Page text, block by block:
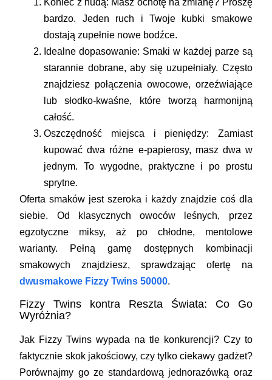
bardzo. Jeden ruch i Twoje kubki smakowe
dostają zupełnie nowe bodźce.
Idealne dopasowanie: Smaki w każdej parze są
starannie dobrane, aby się uzupełniały. Często
znajdziesz połączenia owocowe, orzeźwiające
lub słodko-kwaśne, które tworzą harmonijną
całość.
Oszczędność miejsca i pieniędzy: Zamiast
kupować dwa różne e-papierosy, masz dwa w
jednym. To wygodne, praktyczne i po prostu
sprytne.
Oferta smaków jest szeroka i każdy znajdzie coś dla
siebie. Od klasycznych owoców leśnych, przez
egzotyczne miksy, aż po chłodne, mentolowe
warianty. Pełną gamę dostępnych kombinacji
smakowych znajdziesz, sprawdzając ofertę na
dwusmakowe Fizzy Twins 50000.
Fizzy Twins kontra Reszta Świata: Co Go
Wyróżnia?
Jak Fizzy Twins wypada na tle konkurencji? Czy to
faktycznie skok jakościowy, czy tylko ciekawy gadżet?
Porównajmy go ze standardową jednorazówką oraz